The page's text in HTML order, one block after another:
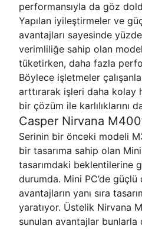
performansıyla da göz
Yapılan iyileştirmeler ve
avantajları sayesinde
verimliliğe sahip olan
tüketirken, daha fazla
Böylece işletmeler
arttırarak işleri daha kolay
bir çözüm ile karlılıklarını
Casper Nirvana
Serinin bir önceki modeli
bir tasarıma sahip olan
tasarımdaki beklentilerine
durumda. Mini PC’de güçlü
avantajların yanı sıra
yaratıyor. Üstelik Nirvana
sunulan avantajlar bunlarla